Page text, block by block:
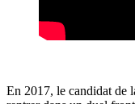
En 2017, le candidat de